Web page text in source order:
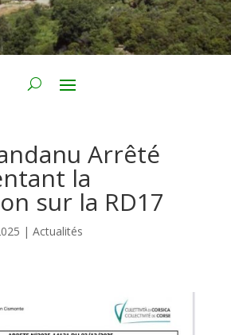
Arrêté
la
sur la RD17
| Actualités